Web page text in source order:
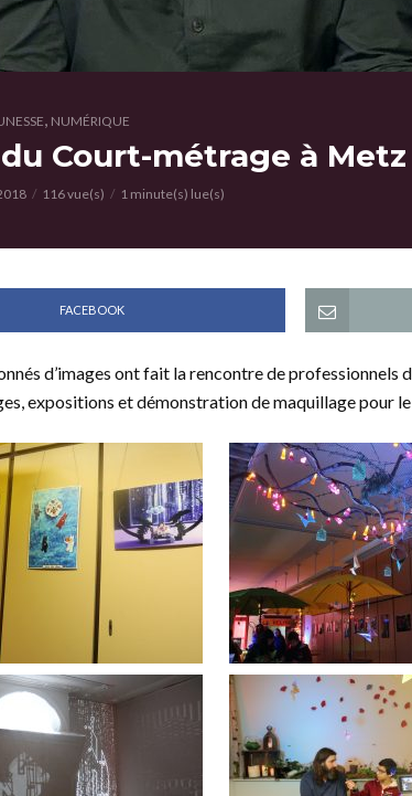
, NUMÉRIQUE
Court-métrage à Metz
116 vue(s) 1 minute(s) lue(s)
FACEBOOK
d’images ont fait la rencontre de
expositions et démonstration de maquillage pour